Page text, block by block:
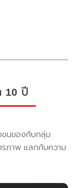
10 ปี
ขนของกับกลุ่ม
ภาพ แลกกับความ